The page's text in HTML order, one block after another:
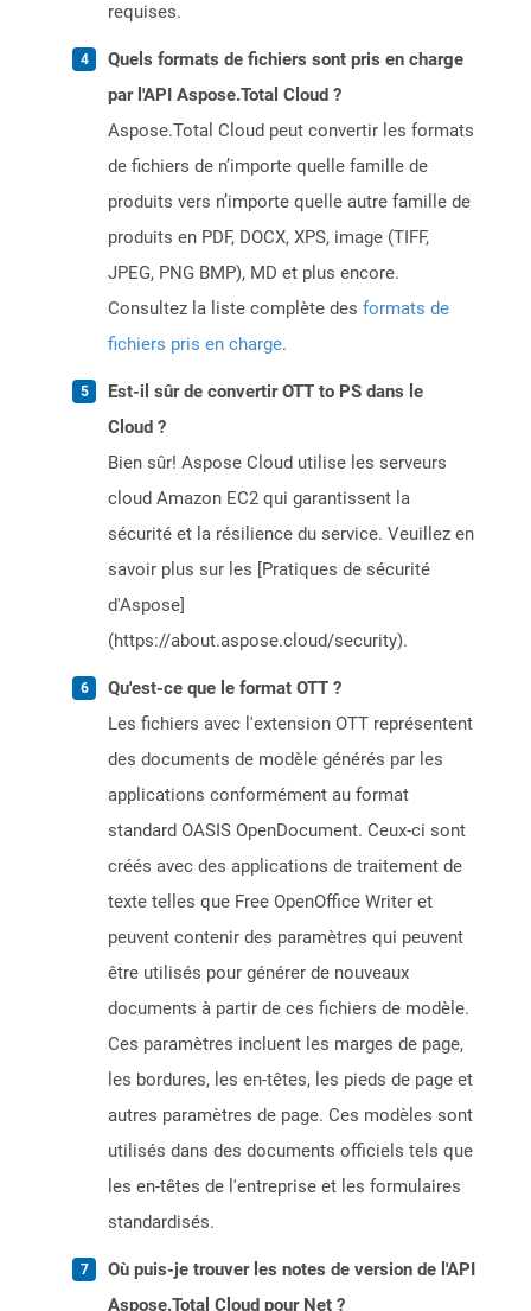
requises.
Quels formats de fichiers sont pris en charge
par l'API Aspose.Total Cloud ?
Aspose.Total Cloud peut convertir les formats
de fichiers de n’importe quelle famille de
produits vers n’importe quelle autre famille de
produits en PDF, DOCX, XPS, image (TIFF,
JPEG, PNG BMP), MD et plus encore.
Consultez la liste complète des formats de
fichiers pris en charge.
Est-il sûr de convertir OTT to PS dans le
Cloud ?
Bien sûr! Aspose Cloud utilise les serveurs
cloud Amazon EC2 qui garantissent la
sécurité et la résilience du service. Veuillez en
savoir plus sur les [Pratiques de sécurité
d'Aspose]
(https://about.aspose.cloud/security).
Qu'est-ce que le format OTT ?
Les fichiers avec l'extension OTT représentent
des documents de modèle générés par les
applications conformément au format
standard OASIS OpenDocument. Ceux-ci sont
créés avec des applications de traitement de
texte telles que Free OpenOffice Writer et
peuvent contenir des paramètres qui peuvent
être utilisés pour générer de nouveaux
documents à partir de ces fichiers de modèle.
Ces paramètres incluent les marges de page,
les bordures, les en-têtes, les pieds de page et
autres paramètres de page. Ces modèles sont
utilisés dans des documents officiels tels que
les en-têtes de l'entreprise et les formulaires
standardisés.
Où puis-je trouver les notes de version de l'API
Aspose.Total Cloud pour Net ?